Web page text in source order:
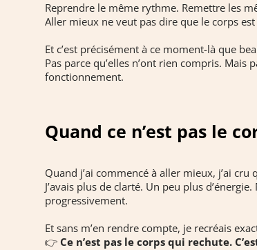
Reprendre le même rythme. Remettre les
Aller mieux ne veut pas dire que le corps
Et c’est précisément à ce moment-là que
Pas parce qu’elles n’ont rien compris.
fonctionnement.
Quand ce n’est pas le
Quand j’ai commencé à aller mieux, j’ai cru
J’avais plus de clarté. Un peu plus
progressivement.
Et sans m’en rendre compte, je recréais
👉 Ce n’est pas le corps qui rechute.